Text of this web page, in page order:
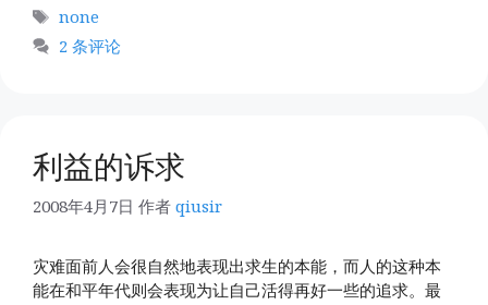
标
签
none
2 条评论
利益的诉求
2008年4月7日 作者 qiusir
灾难面前人会很自然地表现出求生的本能，而人的这种本
能在和平年代则会表现为让自己活得再好一些的追求。最